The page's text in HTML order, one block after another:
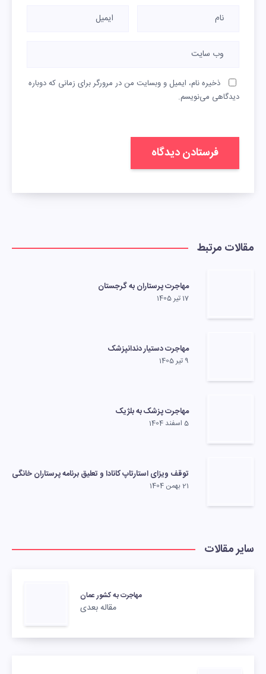
ذخیره نام، ایمیل و وبسایت من در مرورگر برای زمانی که دوباره
دیدگاهی می‌نویسم.
مقالات مرتبط
مهاجرت پرستاران به گرجستان
17 تیر 1405
مهاجرت دستیار دندانپزشک
9 تیر 1405
مهاجرت پزشک به بلژیک
5 اسفند 1404
توقف ویزای استارتاپ کانادا و تعلیق برنامه پرستاران خانگی
21 بهمن 1404
سایر مقالات
مهاجرت به کشور عمان
مقاله بعدی